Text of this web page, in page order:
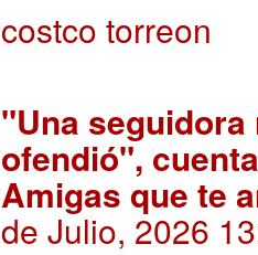
costco torreon
"Una seguidora
ofendió",
Amigas que te
de Julio, 2026